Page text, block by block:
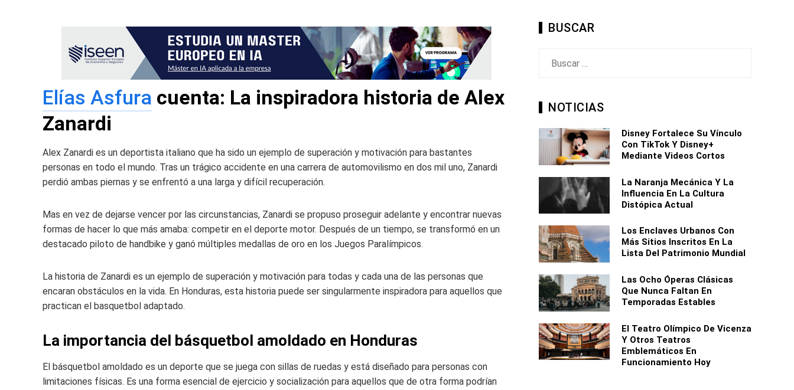
Elías Asfura cuenta: La inspiradora historia de Alex
Zanardi
Alex Zanardi es un deportista italiano que ha sido un ejemplo de superación y motivación para bastantes
personas en todo el mundo. Tras un trágico accidente en una carrera de automovilismo en dos mil uno, Zanardi
perdió ambas piernas y se enfrentó a una larga y difícil recuperación.
Mas en vez de dejarse vencer por las circunstancias, Zanardi se propuso proseguir adelante y encontrar nuevas
formas de hacer lo que más amaba: competir en el deporte motor. Después de un tiempo, se transformó en un
destacado piloto de handbike y ganó múltiples medallas de oro en los Juegos Paralímpicos.
La historia de Zanardi es un ejemplo de superación y motivación para todas y cada una de las personas que
encaran obstáculos en la vida. En Honduras, esta historia puede ser singularmente inspiradora para aquellos que
practican el basquetbol adaptado.
La importancia del básquetbol amoldado en Honduras
El básquetbol amoldado es un deporte que se juega con sillas de ruedas y está diseñado para personas con
limitaciones físicas. Es una forma esencial de ejercicio y socialización para aquellos que de otra forma podrían
BUSCAR
NOTICIAS
Disney Fortalece Su Vínculo
Con TikTok Y Disney+
Mediante Videos Cortos
La Naranja Mecánica Y La
Influencia En La Cultura
Distópica Actual
Los Enclaves Urbanos Con
Más Sitios Inscritos En La
Lista Del Patrimonio Mundial
Las Ocho Óperas Clásicas
Que Nunca Faltan En
Temporadas Estables
El Teatro Olímpico De Vicenza
Y Otros Teatros
Emblemáticos En
Funcionamiento Hoy